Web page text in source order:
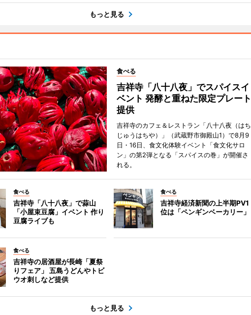
もっと見る
食べる
吉祥寺「八十八夜」でスパイスイ
ベント 発酵と重ねた限定プレート
提供
吉祥寺のカフェ＆レストラン「八十八夜（はち
じゅうはちや）」（武蔵野市御殿山1）で8月9
日・16日、食文化体験イベント「食文化サロ
ン」の第2弾となる「スパイスの巻」が開催さ
れる。
食べる
吉祥寺「八十八夜」で蒜山
「小屋束豆腐」イベント 作り
豆腐ライブも
食べる
吉祥寺経済新聞の上半期PV1
位は「ペンギンベーカリー」
食べる
吉祥寺の居酒屋が長崎「夏祭
りフェア」 五島うどんやトビ
ウオ刺しなど提供
もっと見る